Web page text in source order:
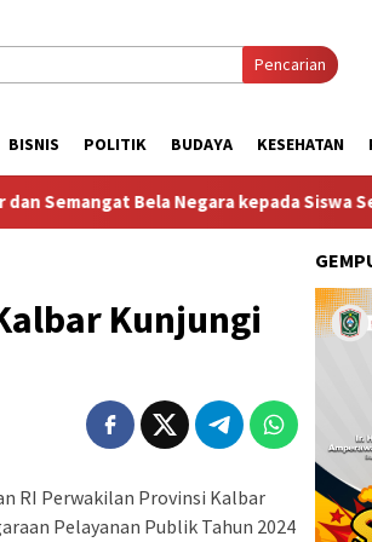
Pencarian
BISNIS POLITIK BUDAYA KESEHATAN
Bela Negara kepada Siswa Sekolah
Kunjungi
RI Perwakilan Provinsi Kalbar
Pelayanan Publik Tahun 2024